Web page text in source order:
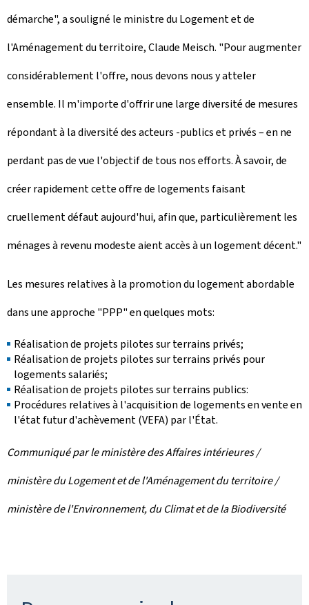
démarche", a souligné le ministre du Logement et de
l'Aménagement du territoire, Claude Meisch. "Pour augmenter
considérablement l'offre, nous devons nous y atteler
ensemble. Il m'importe d'offrir une large diversité de mesures
répondant à la diversité des acteurs -publics et privés – en ne
perdant pas de vue l'objectif de tous nos efforts. À savoir, de
créer rapidement cette offre de logements faisant
cruellement défaut aujourd'hui, afin que, particulièrement les
ménages à revenu modeste aient accès à un logement décent."
Les mesures relatives à la promotion du logement abordable
dans une approche "PPP" en quelques mots:
Réalisation de projets pilotes sur terrains privés;
Réalisation de projets pilotes sur terrains privés pour
logements salariés;
Réalisation de projets pilotes sur terrains publics:
Procédures relatives à l'acquisition de logements en vente en
l'état futur d'achèvement (VEFA) par l'État.
Communiqué par le ministère des Affaires intérieures /
ministère du Logement et de l'Aménagement du territoire /
ministère de l'Environnement, du Climat et de la Biodiversité